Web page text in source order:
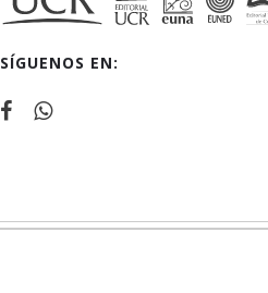
SÍGUENOS EN: